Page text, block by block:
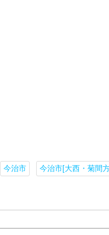
今治市 今治市[大西・菊間